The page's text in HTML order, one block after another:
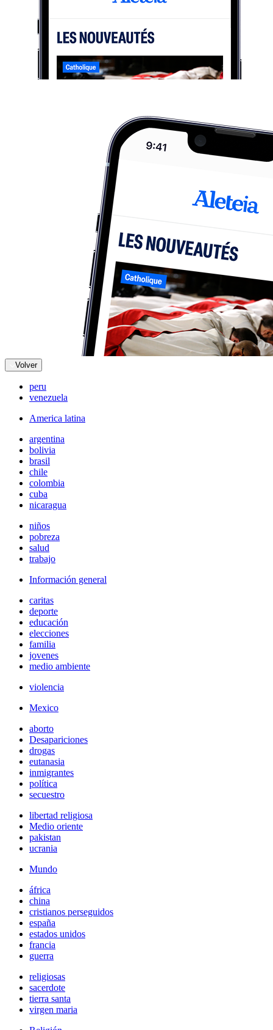
Volver
peru
venezuela
America latina
argentina
bolivia
brasil
chile
colombia
cuba
nicaragua
niños
pobreza
salud
trabajo
Información general
caritas
deporte
educación
elecciones
familia
jovenes
medio ambiente
violencia
Mexico
aborto
Desapariciones
drogas
eutanasia
inmigrantes
política
secuestro
libertad religiosa
Medio oriente
pakistan
ucrania
Mundo
áfrica
china
cristianos perseguidos
españa
estados unidos
francia
guerra
religiosas
sacerdote
tierra santa
virgen maria